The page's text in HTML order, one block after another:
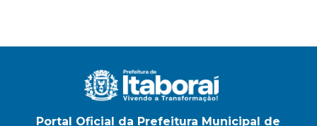
Portal Oficial da Prefeitura Municipal de